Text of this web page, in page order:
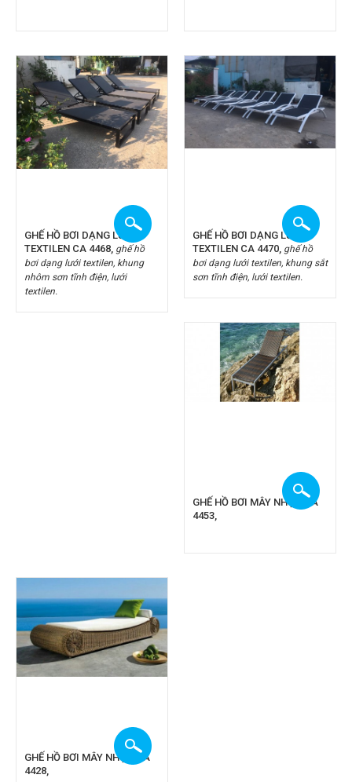
GHẾ HỒ BƠI DẠNG LƯỚI
TEXTILEN CA 4468, ghế hồ
bơi dạng lưới textilen, khung
nhôm sơn tĩnh điện, lưới
textilen.
GHẾ HỒ BƠI DẠNG LƯỚI
TEXTILEN CA 4470, ghế hồ
bơi dạng lưới textilen, khung sắt
sơn tĩnh điện, lưới textilen.
GHẾ HỒ BƠI MÂY NHỰA CA
4453,
GHẾ HỒ BƠI MÂY NHỰA CA
4428,